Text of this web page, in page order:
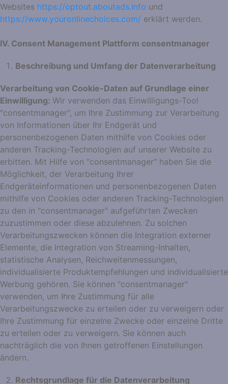
Websites https://optout.aboutads.info und
https://www.youronlinechoices.com/ erklärt werden.
IV. Consent Management Plattform consentmanager
Beschreibung und Umfang der Datenverarbeitung
Verarbeitung von Cookie-Daten auf Grundlage einer
Einwilligung: Wir verwenden das Einwilligungs-Tool
"consentmanager", um Ihre Zustimmung zur Verarbeitung
von Informationen über Ihr Endgerät und
personenbezogenen Daten mithilfe von Cookies oder
anderen Tracking-Technologien auf unserer Website zu
erbitten. Mit Hilfe von "consentmanager" haben Sie die
Möglichkeit, der Verarbeitung Ihrer
Endgeräteinformationen und personenbezogenen Daten
mithilfe von Cookies oder anderen Tracking-Technologien
zu den in "consentmanager" aufgeführten Zwecken
zuzustimmen oder diese abzulehnen. Zu solchen
Verarbeitungszwecken können die Integration externer
Elemente, die Integration von Streaming-Inhalten,
statistische Analysen, Reichweitenmessungen,
individualisierte Produktempfehlungen und individualisierte
Werbung gehören. Sie können "consentmanager"
verwenden, um Ihre Zustimmung für alle
Verarbeitungszwecke zu erteilen oder zu verweigern oder
Ihre Zustimmung für einzelne Zwecke oder einzelne Dritte
zu erteilen oder zu verweigern. Sie können auch
nachträglich die von Ihnen getroffenen Einstellungen
ändern.
Rechtsgrundlage für die Datenverarbeitung